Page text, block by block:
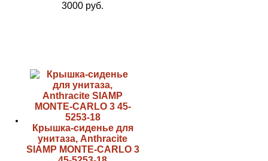
3000 руб.
Крышка-сиденье для
унитаза, Anthracite
SIAMP MONTE-CARLO 3